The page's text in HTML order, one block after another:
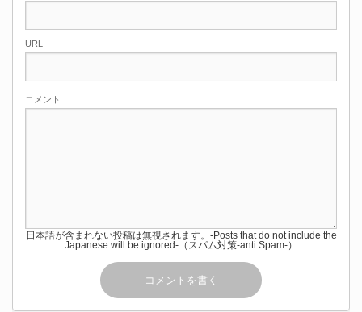
URL
コメント
日本語が含まれない投稿は無視されます。-Posts that do not include the
Japanese will be ignored-（スパム対策-anti Spam-）